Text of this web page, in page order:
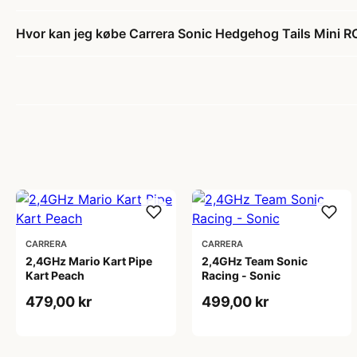
Hvor kan jeg købe Carrera Sonic Hedgehog Tails Mini
CARRERA
2,4GHz Mario Kart Pipe
Kart Peach
479,00 kr
CARRERA
2,4GHz Team Sonic
Racing - Sonic
499,00 kr